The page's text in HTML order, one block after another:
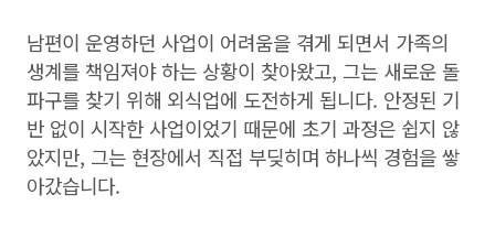
남편이 운영하던 사업이 어려움을 겪게 되면서 가족의
생계를 책임져야 하는 상황이 찾아왔고, 그는 새로운 돌
파구를 찾기 위해 외식업에 도전하게 됩니다. 안정된 기
반 없이 시작한 사업이었기 때문에 초기 과정은 쉽지 않
았지만, 그는 현장에서 직접 부딪히며 하나씩 경험을 쌓
아갔습니다.